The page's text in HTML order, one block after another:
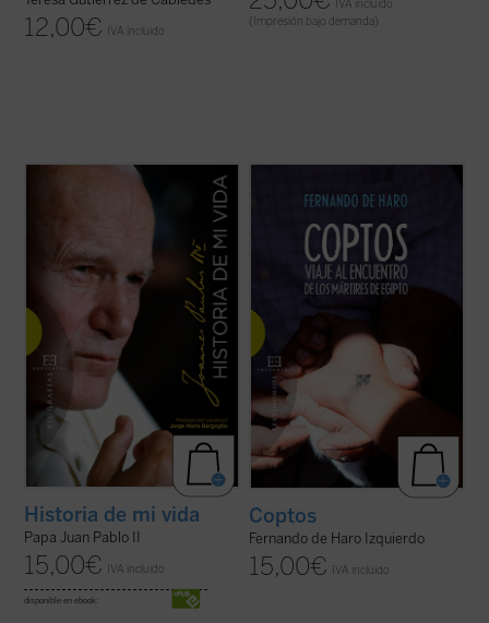
12,00€ IVA incluido
IVA incluido
(Impresión bajo demanda)
Una verdadera "autobiografía" del papa
Wojtyla elaborada a partir de las
confidencias personales que él mismo fue
revelando en los cerca de quince mil textos
y discursos que llevo a cabo durante sus
27 años de pontificado....
Historia de mi vida
Papa Juan Pablo II
15,00€ IVA incluido
disponible en ebook:
encuentros sobre el terreno, el periodista
Fernando de Haro nos acerca a la
actualidad y la historia de estos cristianos
de Oriente Próximo que, a pesar de la
persecución, persisten en su rechazo de la
Coptos
Fernando de Haro Izquierdo
15,00€ IVA incluido